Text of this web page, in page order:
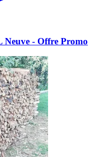
- Offre Promo